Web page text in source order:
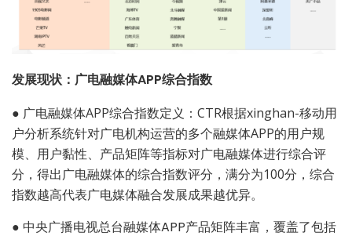
发展现状：广电融媒体APP综合指数
● 广电融媒体APP综合指数定义：CTR根据xinghan-移动用
户分析系统针对广电机构运营的多个融媒体APP的用户规
模、用户黏性、产品矩阵等指标对广电融媒体进行综合评
分，得出广电融媒体的综合指数评分，满分为100分，综合
指数越高代表广电媒体融合发展成果越优异。
● 中央广播电视总台融媒体APP产品矩阵丰富，覆盖了包括